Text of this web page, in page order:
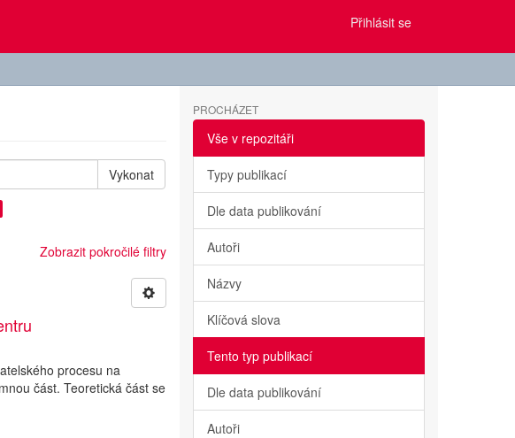
Přihlásit se
Vykonat
Zobrazit pokročilé filtry
procesu na
část. Teoretická část se
PROCHÁZET
Vše v repozitáři
Typy publikací
Dle data publikování
Autoři
Názvy
Klíčová slova
Tento typ publikací
Dle data publikování
Autoři